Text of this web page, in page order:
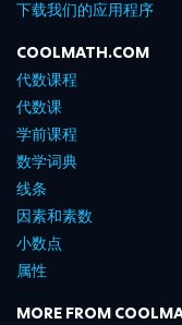
下载我们的应用程序
COOLMATH.COM
代数课程
代数课
学前课程
数学词典
线条
因素和素数
小数点
属性
MORE FROM